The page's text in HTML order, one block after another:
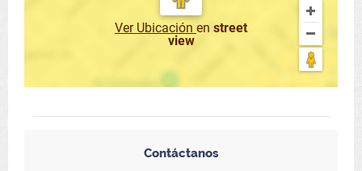
Ver Ubicación en street
view
Contáctanos